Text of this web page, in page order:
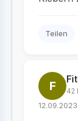
Teilen
F 42